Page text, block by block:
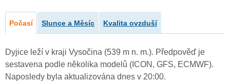
Počasí Slunce a Měsíc Kvalita ovzduší
Dyjice leží v kraji Vysočina (539 m n. m.). Předpověď je
sestavena podle několika modelů (ICON, GFS, ECMWF).
Naposledy byla aktualizována dnes v 20:00.